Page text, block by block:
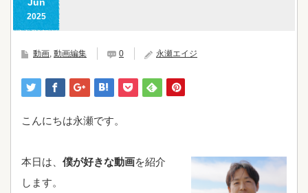
2025
動画, 動画編集 0 永瀬エイジ
こんにちは永瀬です。
本日は、 僕が好きな動画を紹介
します。